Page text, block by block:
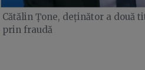
Cătălin Țone, deținător a două
prin fraudă